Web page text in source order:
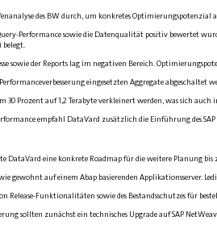
des BW durch, um konkretes Optimierungspotenzial
Performance sowie die Datenqualität positiv bewertet
sowie der Reports lag im negativen Bereich.
eingesetzten Aggregate abgeschaltet
30 Prozent auf 1,2 Terabyte verkleinert werden, was sich
empfahl DataVard zusätzlich die Einführung des SAP
DataVard eine konkrete Roadmap für die weitere Planung
gewohnt auf einem Abap basierenden Applikationsserver.
Release-Funktionalitäten sowie des Bestandsschutzes für
sollten zunächst ein technisches Upgrade auf SAP